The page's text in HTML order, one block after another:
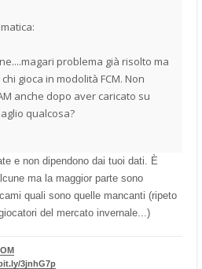
problema già risolto ma
gioca in modolità FCM. Non
anche dopo aver caricato su
qualcosa?
e non dipendono dai tuoi dati. È
ma la maggior parte sono
quali sono quelle mancanti (ripeto
del mercato invernale...)
3jnhG7p